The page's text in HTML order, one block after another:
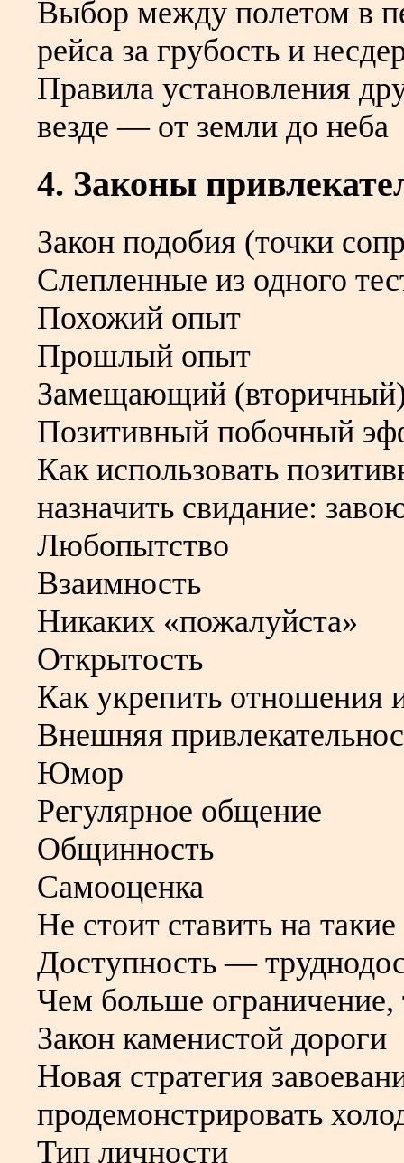
Выбор между полетом в
рейса за грубость и
Правила установления
везде — от земли до неба
4. Законы
Закон подобия (точки
Слепленные из одного
Похожий опыт
Прошлый опыт
Замещающий
Позитивный побочный
Как использовать
назначить свидание:
Любопытство
Взаимность
Никаких «пожалуйста»
Открытость
Как укрепить отношения
Внешняя
Юмор
Регулярное общение
Общинность
Самооценка
Не стоит ставить на
Доступность —
Чем больше ограничение,
Закон каменистой дороги
Новая стратегия
продемонстрировать
Тип личности